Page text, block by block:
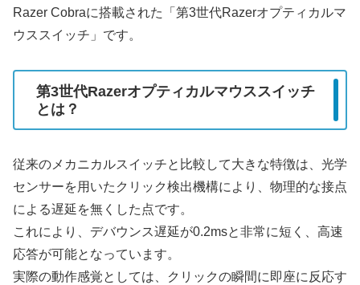
Razer Cobraに搭載された「第3世代Razerオプティカルマ
ウススイッチ」です。
第3世代Razerオプティカルマウススイッチ
とは？
従来のメカニカルスイッチと比較して大きな特徴は、光学
センサーを用いたクリック検出機構により、物理的な接点
による遅延を無くした点です。
これにより、デバウンス遅延が0.2msと非常に短く、高速
応答が可能となっています。
実際の動作感覚としては、クリックの瞬間に即座に反応す